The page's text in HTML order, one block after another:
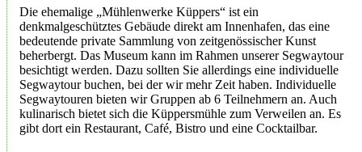
Die ehemalige „Mühlenwerke Küppers“ ist ein
denkmalgeschütztes Gebäude direkt am Innenhafen, das eine
bedeutende private Sammlung von zeitgenössischer Kunst
beherbergt. Das Museum kann im Rahmen unserer Segwaytour
besichtigt werden. Dazu sollten Sie allerdings eine individuelle
Segwaytour buchen, bei der wir mehr Zeit haben. Individuelle
Segwaytouren bieten wir Gruppen ab 6 Teilnehmern an. Auch
kulinarisch bietet sich die Küppersmühle zum Verweilen an. Es
gibt dort ein Restaurant, Café, Bistro und eine Cocktailbar.